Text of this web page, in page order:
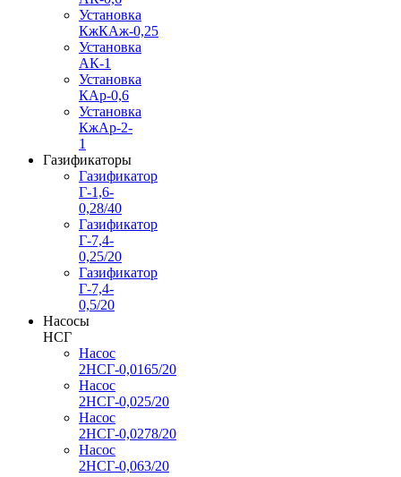
Установка
КжКАж-0,25
Установка
АК-1
Установка
КАр-0,6
Установка
КжАр-2-
1
Газификаторы
Газификатор
Г-1,6-
0,28/40
Газификатор
Г-7,4-
0,25/20
Газификатор
Г-7,4-
0,5/20
Насосы
НСГ
Насос
2НСГ-0,0165/20
Насос
2НСГ-0,025/20
Насос
2НСГ-0,0278/20
Насос
2НСГ-0,063/20